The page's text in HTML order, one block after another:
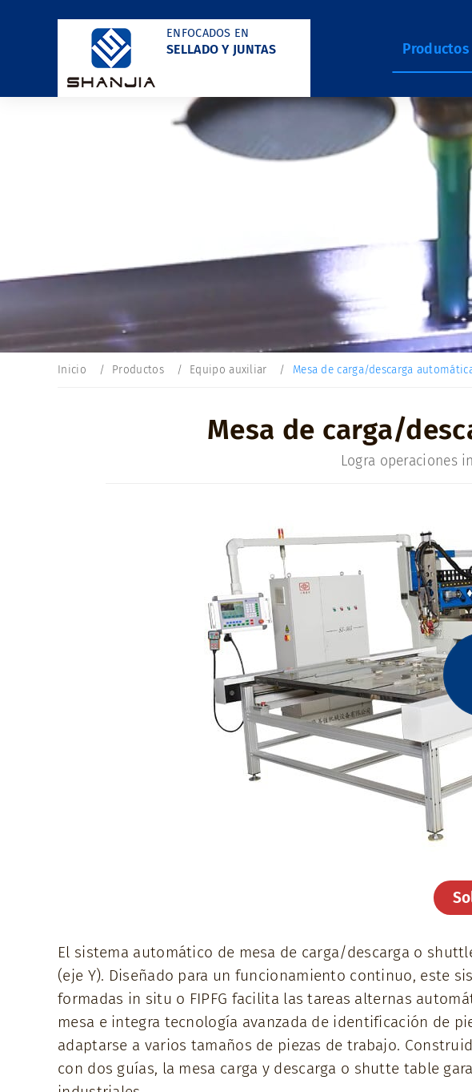
ENFOCADOS EN
SELLADO Y JUNTAS Productos
Inicio Productos Equipo auxiliar Mesa de carga/descarga
Mesa de carga/
Logra operaciones
El sistema automático de mesa de carga/descarga o
(eje Y). Diseñado para un funcionamiento continuo, este
formadas in situ o FIPFG facilita las tareas alternas
mesa e integra tecnología avanzada de identificación de
adaptarse a varios tamaños de piezas de trabajo.
con dos guías, la mesa carga y descarga o shutte table